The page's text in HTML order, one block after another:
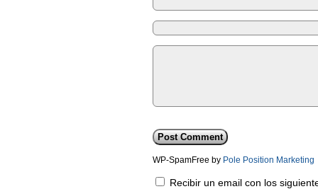
WP-SpamFree by Pole Position Marketing
Recibir un email con los